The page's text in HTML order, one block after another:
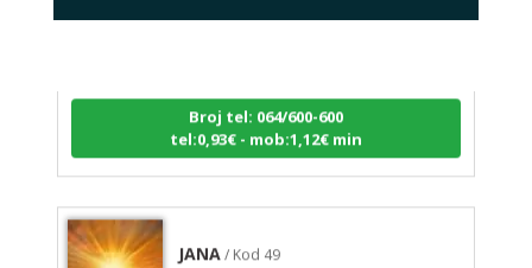
Tarot savjetnik je slobodan
Broj tel: 064/600-600
tel:0,93€ - mob:1,12€ min